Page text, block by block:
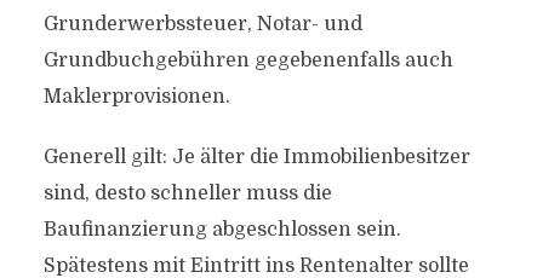
Grunderwerbssteuer, Notar- und
Grundbuchgebühren gegebenenfalls auch
Maklerprovisionen.
Generell gilt: Je älter die Immobilienbesitzer
sind, desto schneller muss die
Baufinanzierung abgeschlossen sein.
Spätestens mit Eintritt ins Rentenalter sollte